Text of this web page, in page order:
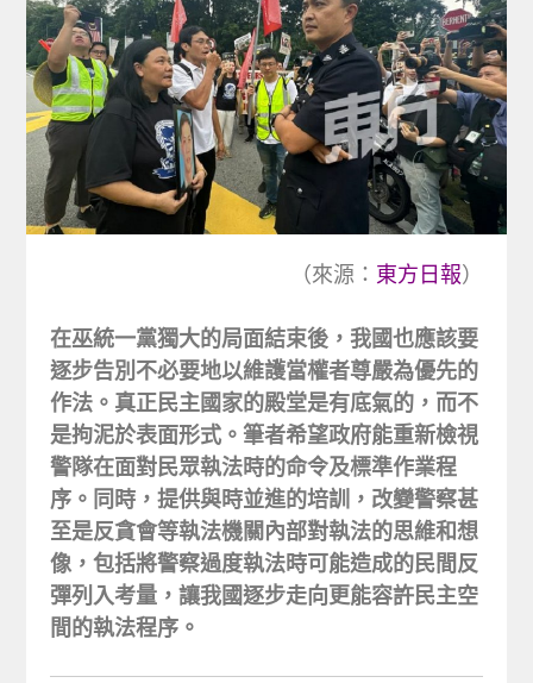
（來源： 東方日報）
在巫統一黨獨大的局面結束後，我國也應該要
逐步告別不必要地以維護當權者尊嚴為優先的
作法。真正民主國家的殿堂是有底氣的，而不
是拘泥於表面形式。筆者希望政府能重新檢視
警隊在面對民眾執法時的命令及標準作業程
序。同時，提供與時並進的培訓，改變警察甚
至是反貪會等執法機關內部對執法的思維和想
像，包括將警察過度執法時可能造成的民間反
彈列入考量，讓我國逐步走向更能容許民主空
間的執法程序。